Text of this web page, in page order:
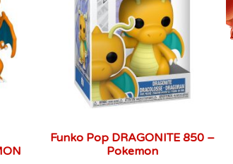
Funko Pop DRAGONITE 850 –
Pokemon